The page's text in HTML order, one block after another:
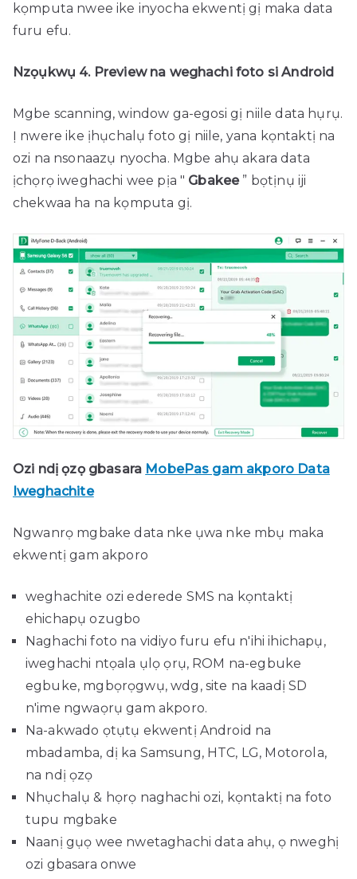
kọmputa nwee ike inyocha ekwentị gị maka data
furu efu.
Nzọụkwụ 4. Preview na weghachi foto si Android
Mgbe scanning, window ga-egosi gị niile data hụrụ.
Ị nwere ike ịhụchalụ foto gị niile, yana kọntaktị na
ozi na nsonaazụ nyocha. Mgbe ahụ akara data
ịchọrọ iweghachi wee pịa " Gbakee” bọtịnụ iji
chekwaa ha na kọmputa gị.
Ozi ndị ọzọ gbasara MobePas gam akporo Data
Iweghachite
Ngwanrọ mgbake data nke ụwa nke mbụ maka
ekwentị gam akporo
weghachite ozi ederede SMS na kọntaktị
ehichapụ ozugbo
Naghachi foto na vidiyo furu efu n'ihi ihichapụ,
iweghachi ntọala ụlọ ọrụ, ROM na-egbuke
egbuke, mgbọrọgwụ, wdg, site na kaadị SD
n'ime ngwaọrụ gam akporo.
Na-akwado ọtụtụ ekwentị Android na
mbadamba, dị ka Samsung, HTC, LG, Motorola,
na ndị ọzọ
Nhụchalụ & họrọ naghachi ozi, kọntaktị na foto
tupu mgbake
Naanị gụọ wee nwetaghachi data ahụ, ọ nweghị
ozi gbasara onwe